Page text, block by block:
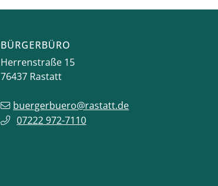
BÜRGERBÜRO
Herrenstraße 15
76437 Rastatt
buergerbuero@rastatt.de
07222 972-7110